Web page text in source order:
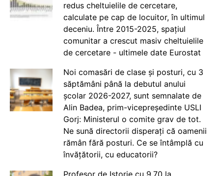
redus cheltuielile de cercetare,
calculate pe cap de locuitor, în ultimul
deceniu. Între 2015-2025, spațiul
comunitar a crescut masiv cheltuielile
de cercetare - ultimele date Eurostat
Noi comasări de clase și posturi, cu 3
săptămâni până la debutul anului
școlar 2026-2027, sunt semnalate de
Alin Badea, prim-vicepreședinte USLI
Gorj: Ministerul o comite grav de tot.
Ne sună directorii disperați că oamenii
rămân fără posturi. Ce se întâmplă cu
învățătorii, cu educatorii?